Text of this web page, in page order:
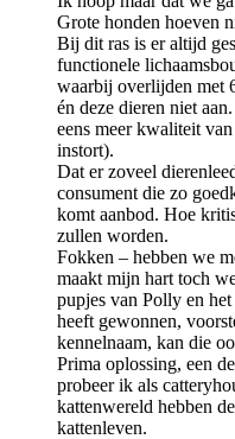
Grote honden hoeven
Bij dit ras is er altijd
functionele
waarbij overlijden met
én deze dieren niet
eens meer kwaliteit
instort).
Dat er zoveel
consument die zo
komt aanbod. Hoe
zullen worden.
Fokken – hebben we
maakt mijn hart toch
pupjes van Polly en
heeft gewonnen,
kennelnaam, kan die
Prima oplossing, een
probeer ik als
kattenwereld hebben
kattenleven.